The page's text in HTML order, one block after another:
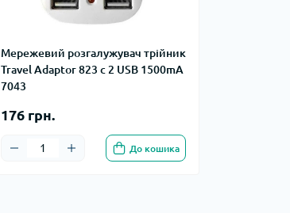
Мережевий розгалужувач трійник
Travel Adaptor 823 c 2 USB 1500mA
7043
176 грн.
До кошика